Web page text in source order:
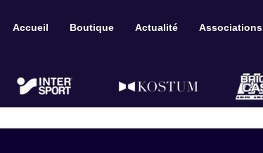
Accueil Boutique Actualité Associations